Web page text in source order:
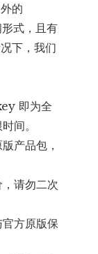
的
式，且有
下，我们
即为全
间。
产品包，
请勿二次
方原版保